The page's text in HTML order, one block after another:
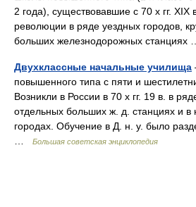
2 года), существовавшие с 70 х гг. XIX
революции в ряде уездных городов,
больших железнодорожных
Двухклассные начальные училища
повышенного типа с пяти и
Возникли в России в 70 х гг. 19 в. в
отдельных больших ж. д. станциях и в
городах. Обучение в Д. н. у. было
Большая советская энциклопедия